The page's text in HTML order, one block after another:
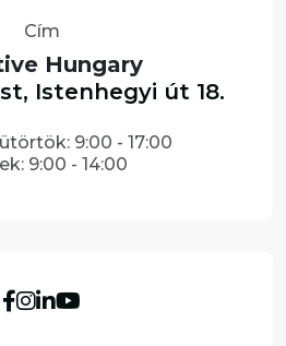
Cím
Hungary
Istenhegyi út 18.
9:00 - 17:00
9:00 - 14:00